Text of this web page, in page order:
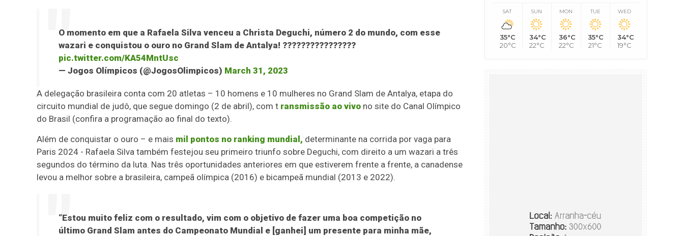
O momento em que a Rafaela Silva venceu a Christa Deguchi, número 2 do mundo, com esse
wazari e conquistou o ouro no Grand Slam de Antalya! ????????????????
pic.twitter.com/KA54MntUsc
— Jogos Olímpicos (@JogosOlimpicos) March 31, 2023
A delegação brasileira conta com 20 atletas – 10 homens e 10 mulheres no Grand Slam de Antalya, etapa do
circuito mundial de judô, que segue domingo (2 de abril), com t ransmissão ao vivo no site do Canal Olímpico
do Brasil (confira a programação ao final do texto).
Além de conquistar o ouro – e mais mil pontos no ranking mundial, determinante na corrida por vaga para
Paris 2024 - Rafaela Silva também festejou seu primeiro triunfo sobre Deguchi, com direito a um wazari a três
segundos do término da luta. Nas três oportunidades anteriores em que estiverem frente a frente, a canadense
levou a melhor sobre a brasileira, campeã olímpica (2016) e bicampeã mundial (2013 e 2022).
“Estou muito feliz com o resultado, vim com o objetivo de fazer uma boa competição no
último Grand Slam antes do Campeonato Mundial e [ganhei] um presente para minha mãe,
SAT
35°C
20°C
SUN
34°C
22°C
MON
36°C
22°C
TUE
35°C
21°C
WED
34°C
19°C